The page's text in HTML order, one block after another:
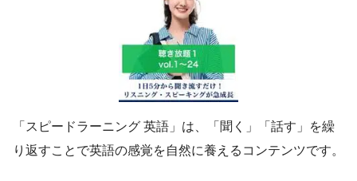
「スピードラーニング 英語」は、「聞く」「話す」を繰
り返すことで英語の感覚を自然に養えるコンテンツです。